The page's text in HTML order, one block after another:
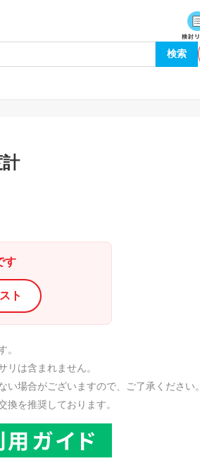
検索
す
ト
。
リは含まれません。
場合がございますので、ご了承ください。
換を推奨しております。